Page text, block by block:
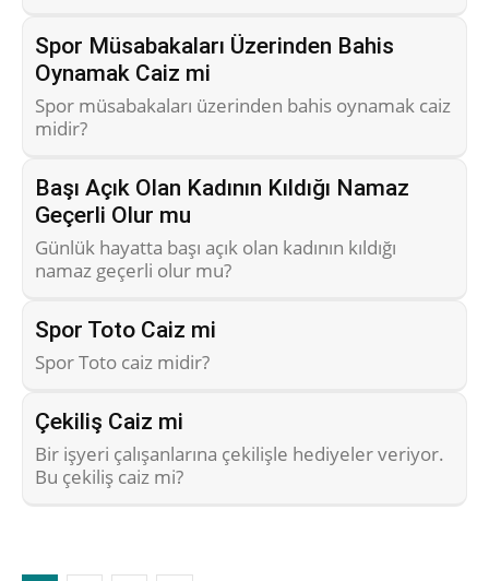
Spor Müsabakaları Üzerinden Bahis
Oynamak Caiz mi
Spor müsabakaları üzerinden bahis oynamak caiz
midir?
Başı Açık Olan Kadının Kıldığı Namaz
Geçerli Olur mu
Günlük hayatta başı açık olan kadının kıldığı
namaz geçerli olur mu?
Spor Toto Caiz mi
Spor Toto caiz midir?
Çekiliş Caiz mi
Bir işyeri çalışanlarına çekilişle hediyeler veriyor.
Bu çekiliş caiz mi?